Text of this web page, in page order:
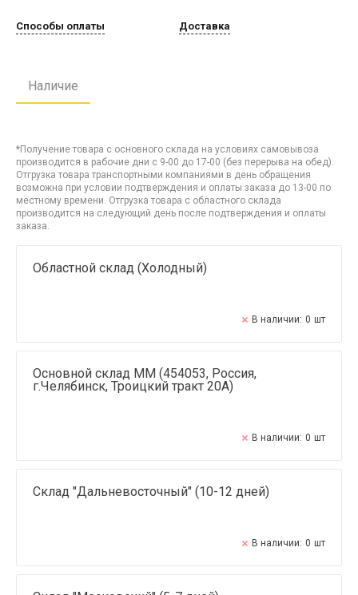
Способы оплаты Доставка
Наличие
*Получение товара с основного склада на условиях самовывоза
производится в рабочие дни с 9-00 до 17-00 (без перерыва на обед).
Отгрузка товара транспортными компаниями в день обращения
возможна при условии подтверждения и оплаты заказа до 13-00 по
местному времени. Отгрузка товара с областного склада
производится на следующий день после подтверждения и оплаты
заказа.
Областной склад (Холодный)
В наличии: 0 шт
Основной склад ММ (454053, Россия,
г.Челябинск, Троицкий тракт 20А)
В наличии: 0 шт
Склад "Дальневосточный" (10-12 дней)
В наличии: 0 шт